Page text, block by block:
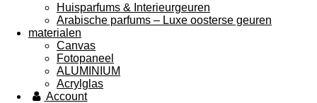
Huisparfums & Interieurgeuren
Arabische parfums – Luxe oosterse geuren
materialen
Canvas
Fotopaneel
ALUMINIUM
Acrylglas
Account